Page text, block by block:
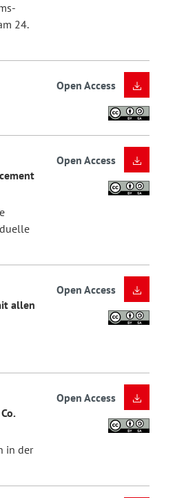
24.
Open Access
Open Access
allen
Open Access
in der
Open Access